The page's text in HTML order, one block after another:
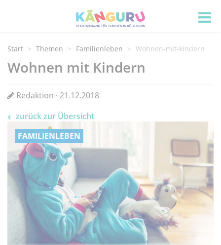
Start Themen Familienleben Wohnen-mit-kindern
Wohnen mit Kindern
Redaktion · 21.12.2018
zurück zur Übersicht
FAMILIENLEBEN